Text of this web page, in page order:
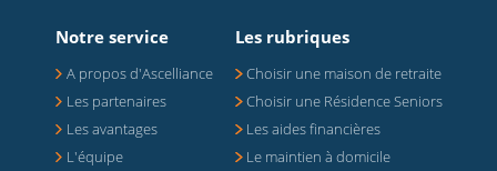
Notre service
A propos d'Ascelliance
Les partenaires
Les avantages
L'équipe
Les rubriques
Choisir une maison de retraite
Choisir une Résidence Seniors
Les aides financières
Le maintien à domicile